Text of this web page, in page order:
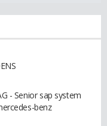
- Senior sap system
benz